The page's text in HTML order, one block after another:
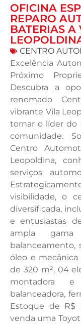
OFICINA
REPARO
BATERIAS
CENTRO
Excelência
Próximo
Descubra a
renomado
vibrante Vila
tornar o líder do
comunidade.
Centro
Leopoldina,
serviços
visibilidade, o
diversificada,
e entusiastas
ampla gama
balanceamento,
óleo e
de 320 m², 04
montadora
balanceadora,
Estoque de R$
venda uma